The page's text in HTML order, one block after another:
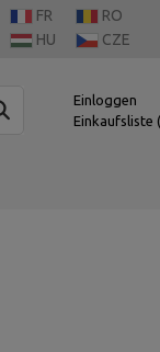
FR
RO
HU CZE
Einloggen
Einkaufsliste